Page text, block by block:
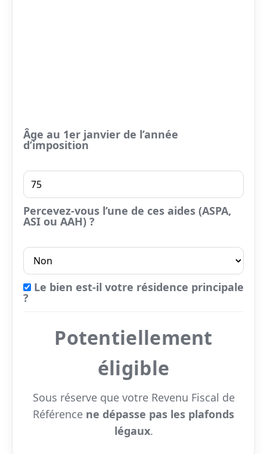
Âge au 1er janvier de l’année
d’imposition
Percevez-vous l’une de ces aides (ASPA,
ASI ou AAH) ?
Le bien est-il votre résidence principale
?
Potentiellement
éligible
Sous réserve que votre Revenu Fiscal de
Référence ne dépasse pas les plafonds
légaux.